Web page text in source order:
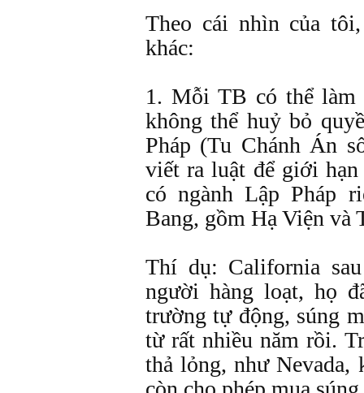
Theo cái nhìn của
khác:
1. Mỗi TB có thể
không thể huỷ bỏ
Pháp (Tu Chánh Án
viết ra luật để giới
có ngành Lập Pháp
Bang, gồm Hạ Viện và
Thí dụ: California
người hàng loạt, họ
trường tự động, súng
từ rất nhiều năm rồi.
thả lỏng, như Nevada,